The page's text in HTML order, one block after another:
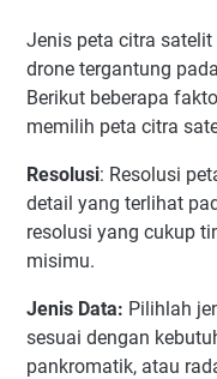
Jenis peta citra
drone tergantung
Berikut beberapa
memilih peta citra
Resolusi: Resolusi
detail yang terlihat
resolusi yang cukup
misimu.
Jenis Data: Pilihlah
sesuai dengan
pankromatik, atau